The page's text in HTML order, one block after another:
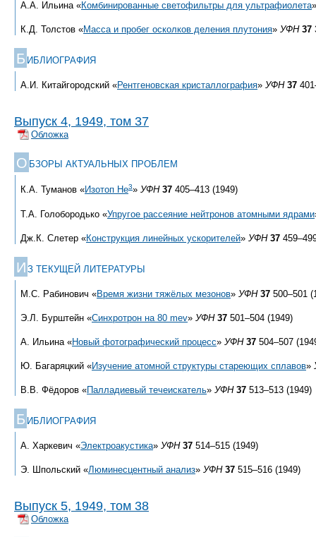
А.А. Ильина «Комбинированные светофильтры для ультрафиолета
К.Д. Толстов «Масса и пробег осколков деления плутония» УФН 37
Б ИБЛИОГРАФИЯ
А.И. Китайгородский «Рентгеновская кристаллография» УФН 37
Выпуск 4, 1949, том 37
Обложка
О БЗОРЫ АКТУАЛЬНЫХ ПРОБЛЕМ
К.А. Туманов «Изотоп Не3» УФН 37 405–413 (1949)
Т.А. Голобородько «Упругое рассеяние нейтронов атомными ядрами
Дж.К. Слетер «Конструкция линейных ускорителей» УФН 37
И З ТЕКУЩЕЙ ЛИТЕРАТУРЫ
М.С. Рабинович «Время жизни тяжёлых мезонов» УФН 37 500–501
Э.Л. Бурштейн «Синхротрон на 80 mev» УФН 37 501–504 (1949)
А. Ильина «Новый фотографический процесс» УФН 37 504–507
Ю. Багаряцкий «Изучение атомной структуры стареющих сплавов»
В.В. Фёдоров «Палладиевый течеискатель» УФН 37 513–513 (1949)
Б ИБЛИОГРАФИЯ
А. Харкевич «Электроакустика» УФН 37 514–515 (1949)
Э. Шпольский «Люминесцентный анализ» УФН 37 515–516 (1949)
Выпуск 5, 1949, том 38
Обложка